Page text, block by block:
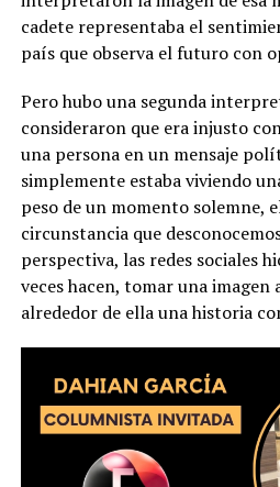
cadete representaba el
país que observa el futuro con
Pero hubo una segunda
consideraron que era injusto
una persona en un mensaje
simplemente estaba viviendo
peso de un momento solemne,
circunstancia que
perspectiva, las redes sociales
veces hacen, tomar una
alrededor de ella una historia